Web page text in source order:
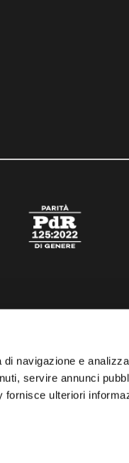
navigazione e
servire annunci
fornisce ulteriori